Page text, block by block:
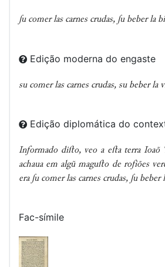
ʃu comer las carnes crudas, ʃu beber la
Edição moderna do engaste
su comer las carnes crudas, su beber la
Edição diplomática do
Inƒormado diﬅo, veo a eﬅa terra Ioaõ
achaua em algũ maguﬅo de roƒiões
era ʃu comer las carnes crudas, ʃu beber
Fac-símile